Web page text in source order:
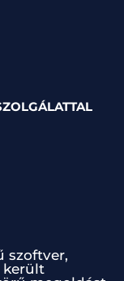
szoftver,
került